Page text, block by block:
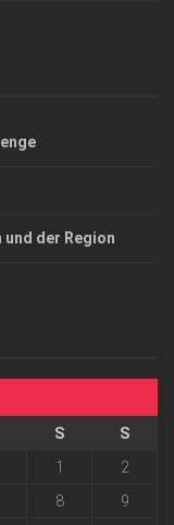
der Region
S
S
1
2
8
9